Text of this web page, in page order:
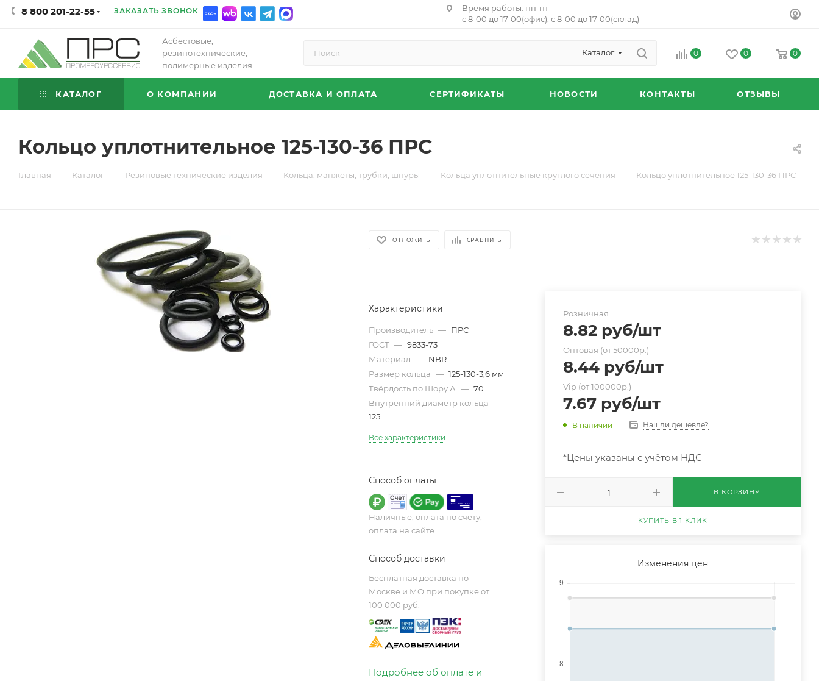
8 800 201-22-55 ЗАКАЗАТЬ ЗВОНОК
Время работы: пн-пт
с 8-00 до 17-00(офис), с 8-00 до 17-00(склад)
Асбестовые,
резинотехнические,
полимерные изделия
Каталог 0 0 0
КАТАЛОГ О КОМПАНИИ ДОСТАВКА И ОПЛАТА СЕРТИФИКАТЫ НОВОСТИ КОНТАКТЫ ОТЗЫВЫ
Кольцо уплотнительное 125-130-36 ПРС
Главная — Каталог — Резиновые технические изделия — Кольца, манжеты, трубки, шнуры — Кольца уплотнительные круглого сечения — Кольцо уплотнительное 125-130-36 ПРС
ОТЛОЖИТЬ СРАВНИТЬ
Характеристики
Производитель — ПРС
ГОСТ — 9833-73
Материал — NBR
Размер кольца — 125-130-3,6 мм
Твёрдость по Шору А — 70
Внутренний диаметр кольца —
125
Все характеристики
Способ оплаты
Наличные, оплата по счету,
оплата на сайте
Способ доставки
Бесплатная доставка по
Москве и МО при покупке от
100 000 руб.
Подробнее об оплате и
Розничная
8.82 руб/шт
Оптовая (от 50000р.)
8.44 руб/шт
Vip (от 100000р.)
7.67 руб/шт
В наличии Нашли дешевле?
*Цены указаны с учётом НДС
В КОРЗИНУ
КУПИТЬ В 1 КЛИК
Изменения цен